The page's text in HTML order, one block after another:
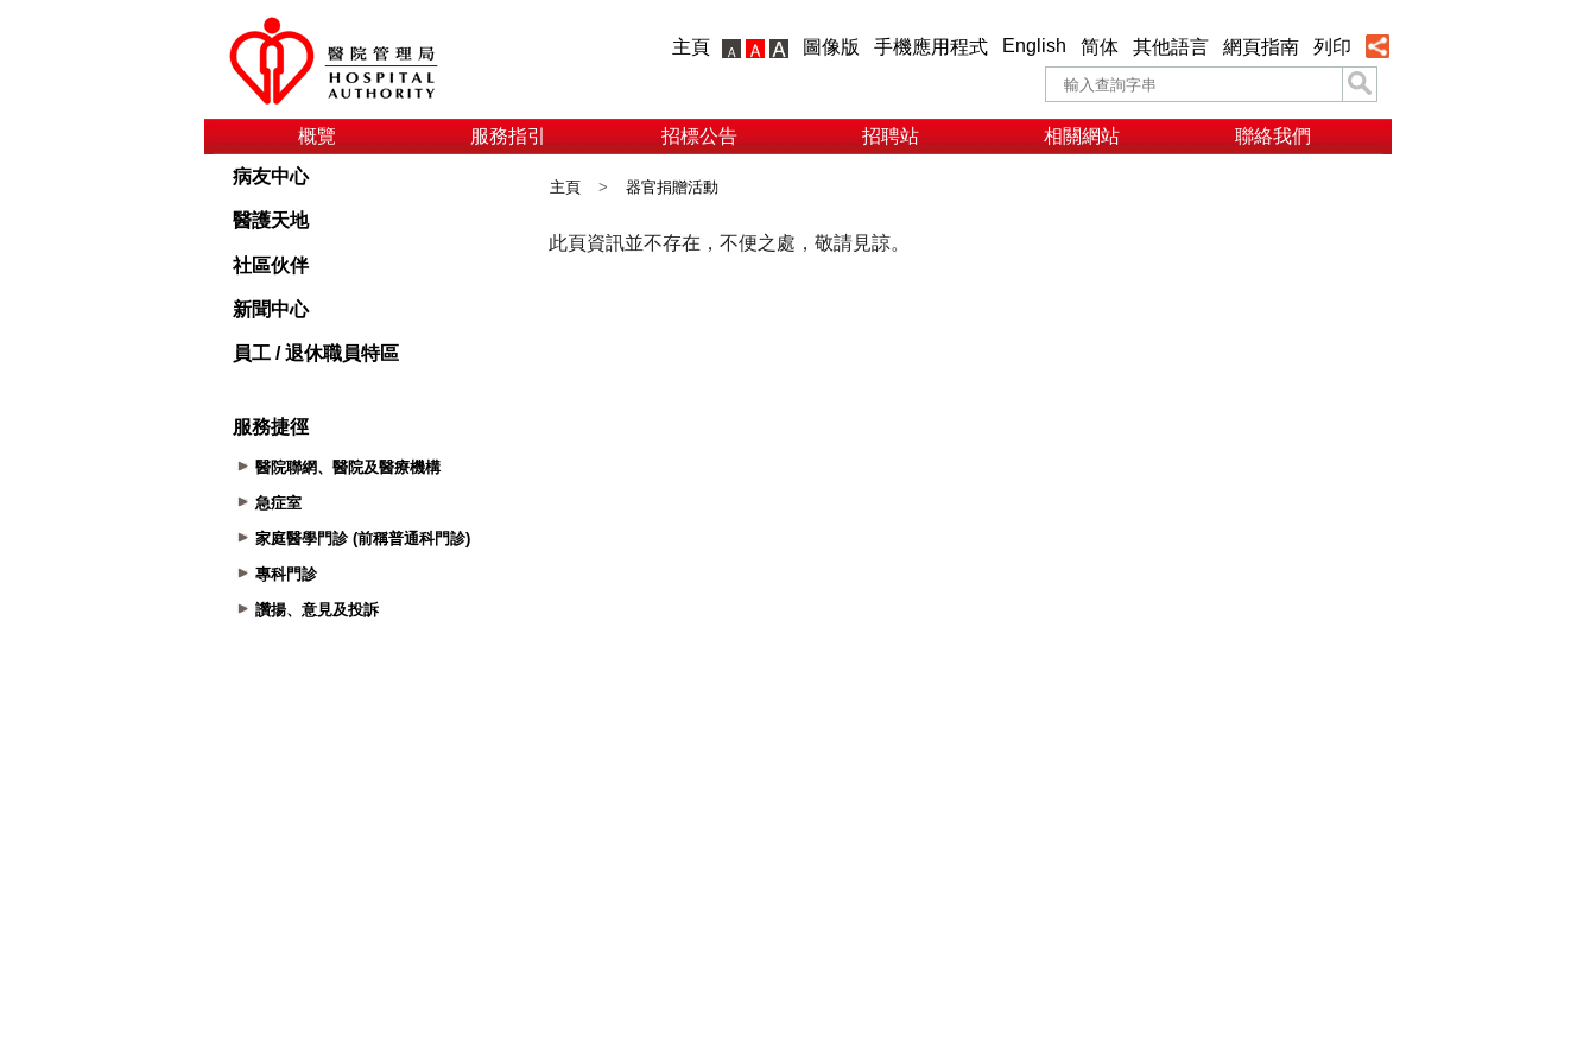
主頁 圖像版 手機應用程式 English 简体 其他語言 網頁指南 列印
概覽 服務指引 招標公告 招聘站 相關網站 聯絡我們
病友中心
醫護天地
社區伙伴
新聞中心
員工 / 退休職員特區
服務捷徑
醫院聯網、醫院及醫療機構
急症室
家庭醫學門診 (前稱普通科門診)
專科門診
讚揚、意見及投訴
主頁 > 器官捐贈活動